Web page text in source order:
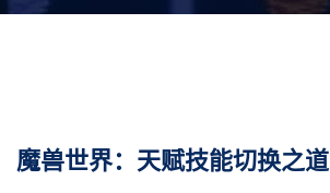
魔兽世界：天赋技能切换之道